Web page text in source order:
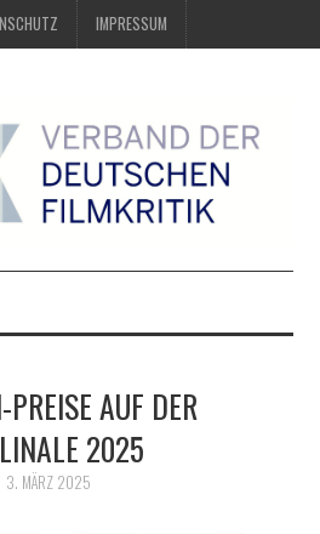
IMPRESSUM
PREISE AUF DER
2025
3. MÄRZ 2025